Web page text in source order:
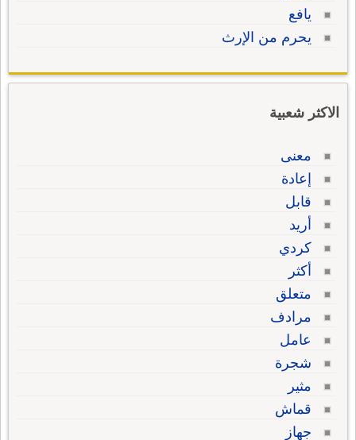
يافع
يحرم من الإرث
الاكثر شعبية
معنى
إعادة
قابل
أريد
كردي
أكثر
متعلق
مرادف
عامل
شجرة
مثير
قماش
جهاز